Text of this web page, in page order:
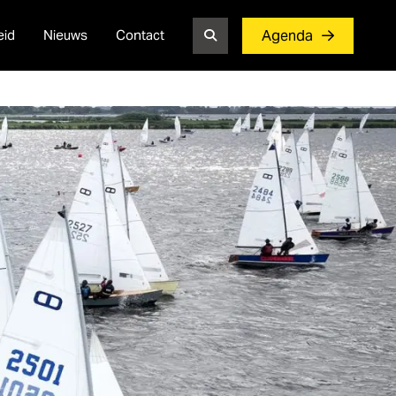
Nieuws Contact Agenda